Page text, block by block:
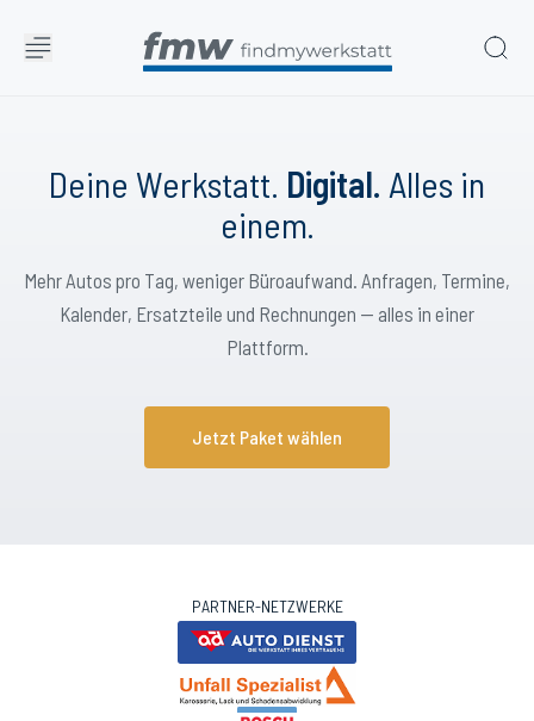
Deine Werkstatt. Digital. Alles in
einem.
Mehr Autos pro Tag, weniger Büroaufwand. Anfragen, Termine,
Kalender, Ersatzteile und Rechnungen — alles in einer
Plattform.
Jetzt Paket wählen
PARTNER-NETZWERKE